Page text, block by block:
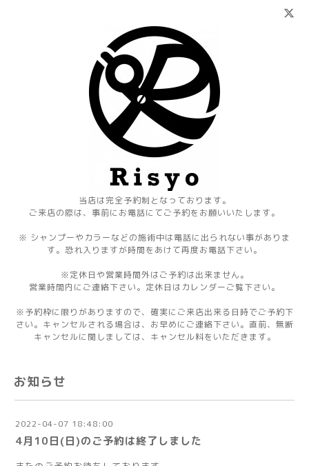
当店は完全予約制となっております。
ご来店の際は、事前にお電話にてご予約をお願いいたします。
※ シャンプーやカラーなどの施術中は電話に出られない事がありま
す。恐れ入りますが時間をあけて再度お電話下さい。
※定休日や営業時間外はご予約は出来ません。
営業時間内にご連絡下さい。定休日はカレンダーご覧下さい。
※予約枠に限りがありますので、確実にご来店出来る日時でご予約下
さい。キャンセルされる場合は、お早めにご連絡下さい。直前、無断
キャンセルに関しましては、キャンセル料をいただきます。
お知らせ
2022-04-07 18:48:00
4月10日(日)のご予約は終了しました